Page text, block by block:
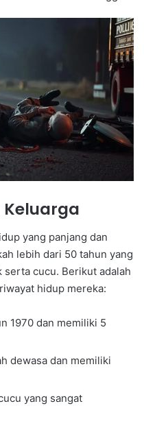
Keluarga
yang panjang dan
lebih dari 50 tahun yang
serta cucu. Berikut adalah
hidup mereka:
1970 dan memiliki 5
dewasa dan memiliki
yang sangat